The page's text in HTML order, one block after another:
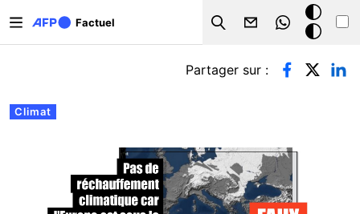
Factuel
Search
Mode
sombre
Onglets principaux
Climat
Partager sur :